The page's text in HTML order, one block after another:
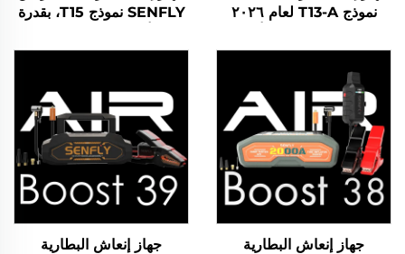
نموذج T13-A لعام ٢٠٢٦
وفولتية ١٢ فولت، جهاز
محمول لتعزيز البطارية يصل
إلى محركات البنزين بسعة
٤٫٠ لتر.
SENFLY نموذج T15، بقدرة
تيار مستمر، جهاز محمول
محركات البنزين والديزل
بسعة ١٠٫٠ لتر.
جهاز إنعاش البطارية جهاز إنعاش البطارية